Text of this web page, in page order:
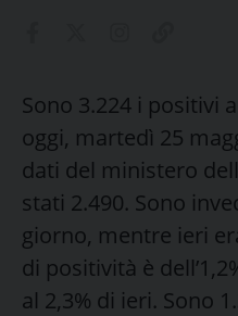
Sono 3.224 i positivi
oggi, martedì 25
dati del ministero
stati 2.490. Sono
giorno, mentre ieri
di positività è
al 2,3% di ieri. Sono